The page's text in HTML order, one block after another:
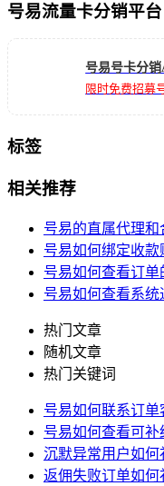
号易流量卡分销平台
号易号卡分销
限时免费招募
标签
相关推荐
号易的直属代理和
号易如何绑定收款
号易如何查看订单
号易如何查看系统
热门文章
随机文章
热门关键词
号易如何联系订单
号易如何查看可补
沉默异常用户如何
返佣失败订单如何